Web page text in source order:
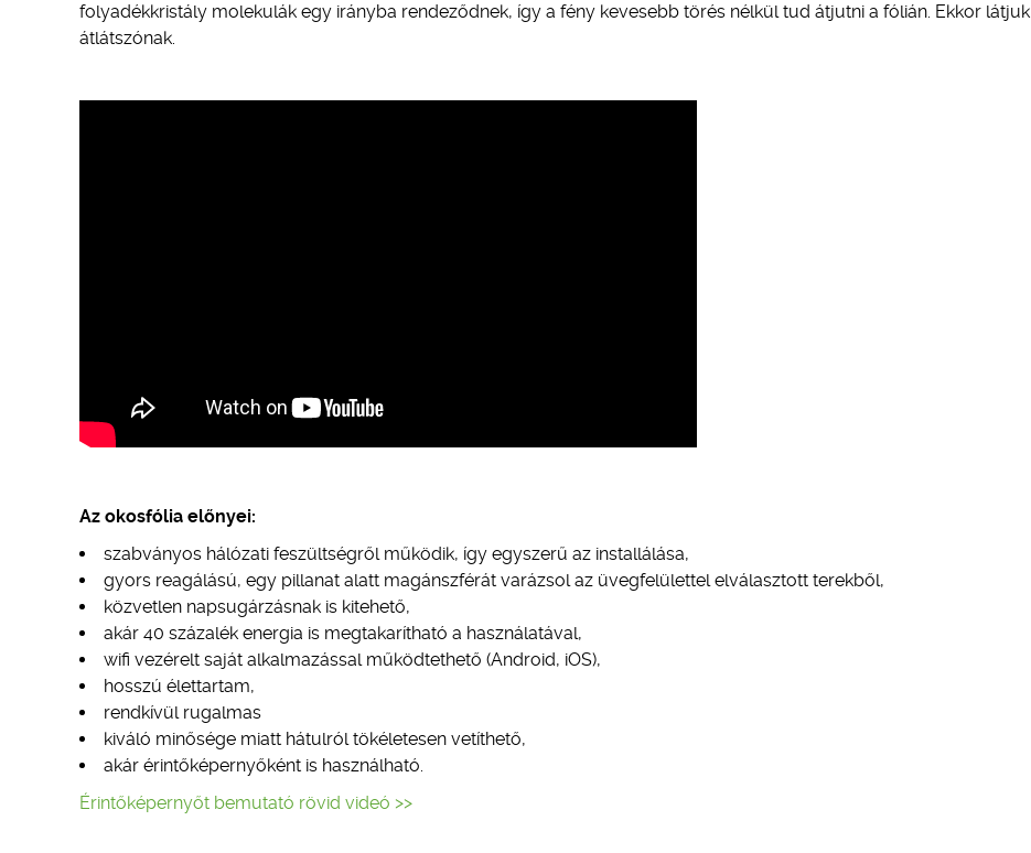
folyadékkristály molekulák egy irányba rendeződnek, így a fény kevesebb törés nélkül tud átjutni a fólián. Ekkor látjuk
átlátszónak.
Az okosfólia előnyei:
szabványos hálózati feszültségről működik, így egyszerű az installálása,
gyors reagálású, egy pillanat alatt magánszférát varázsol az üvegfelülettel elválasztott terekből,
közvetlen napsugárzásnak is kitehető,
akár 40 százalék energia is megtakarítható a használatával,
wifi vezérelt saját alkalmazással működtethető (Android, iOS),
hosszú élettartam,
rendkívül rugalmas
kiváló minősége miatt hátulról tökéletesen vetíthető,
akár érintőképernyőként is használható.
Érintőképernyőt bemutató rövid videó >>